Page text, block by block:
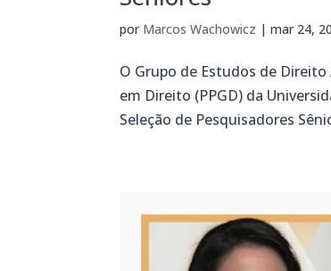
por Marcos Wachowicz |mar 24,
O Grupo de Estudos de
em Direito (PPGD) da
Seleção de Pesquisadores